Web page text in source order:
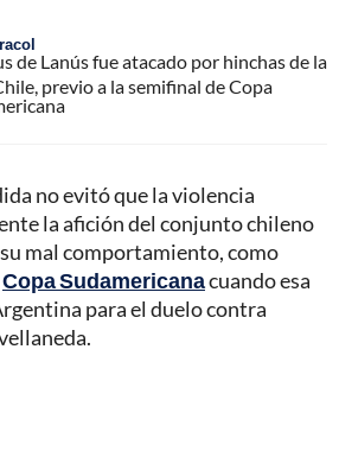
de Lanús fue atacado por hinchas de la
previo a la semifinal de Copa
no evitó que la violencia
la afición del conjunto chileno
mal comportamiento, como
Copa Sudamericanacuando esa
para el duelo contra